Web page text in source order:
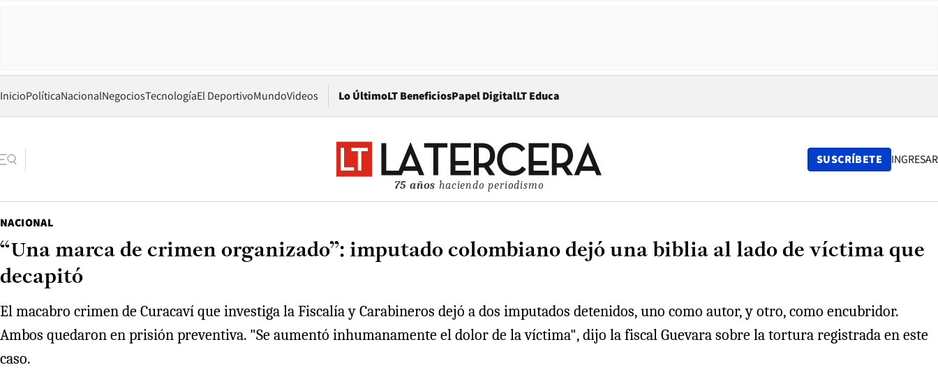
InicioPolíticaNacionalNegociosTecnologíaEl DeportivoMundoVideos Lo ÚltimoLT BeneficiosPapel DigitalOpens in new window
LT Educa
75 años haciendo periodismo
SUSCRÍBETE INGRESAR
NACIONAL
“Una marca de crimen organizado”: imputado colombiano dejó una biblia al lado de víctima que
decapitó
El macabro crimen de Curacaví que investiga la Fiscalía y Carabineros dejó a dos imputados detenidos, uno como autor, y otro, como encubridor.
Ambos quedaron en prisión preventiva. "Se aumentó inhumanamente el dolor de la víctima", dijo la fiscal Guevara sobre la tortura registrada en este
caso.